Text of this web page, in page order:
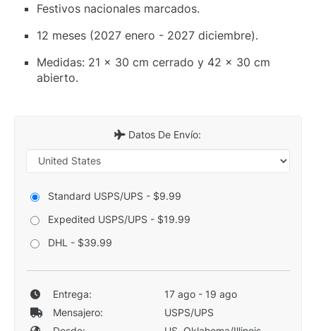
Festivos nacionales marcados.
12 meses (2027 enero - 2027 diciembre).
Medidas: 21 x 30 cm cerrado y 42 x 30 cm
abierto.
Datos De Envío:
Standard USPS/UPS - $9.99
Expedited USPS/UPS - $19.99
DHL - $39.99
Entrega:
17 ago - 19 ago
Mensajero:
USPS/UPS